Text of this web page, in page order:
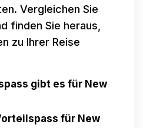
Vergleichen Sie
finden Sie heraus,
zu Ihrer Reise
gibt es für New
für New